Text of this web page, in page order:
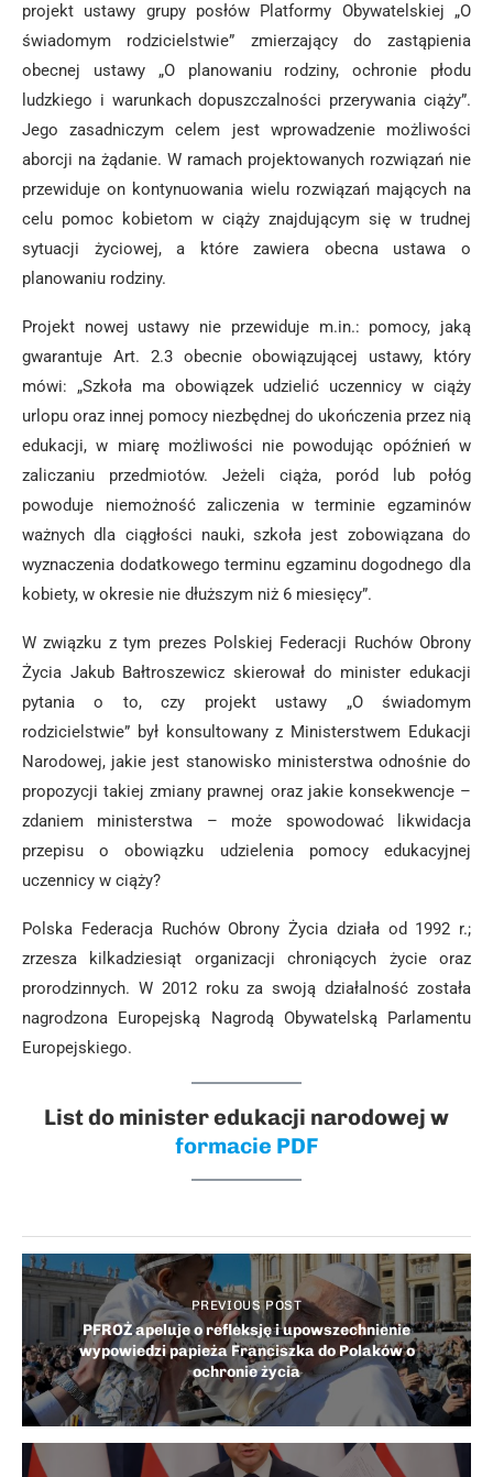
projekt ustawy grupy posłów Platformy Obywatelskiej „O
świadomym rodzicielstwie” zmierzający do zastąpienia
obecnej ustawy „O planowaniu rodziny, ochronie płodu
ludzkiego i warunkach dopuszczalności przerywania ciąży”.
Jego zasadniczym celem jest wprowadzenie możliwości
aborcji na żądanie. W ramach projektowanych rozwiązań nie
przewiduje on kontynuowania wielu rozwiązań mających na
celu pomoc kobietom w ciąży znajdującym się w trudnej
sytuacji życiowej, a które zawiera obecna ustawa o
planowaniu rodziny.
Projekt nowej ustawy nie przewiduje m.in.: pomocy, jaką
gwarantuje Art. 2.3 obecnie obowiązującej ustawy, który
mówi: „Szkoła ma obowiązek udzielić uczennicy w ciąży
urlopu oraz innej pomocy niezbędnej do ukończenia przez nią
edukacji, w miarę możliwości nie powodując opóźnień w
zaliczaniu przedmiotów. Jeżeli ciąża, poród lub połóg
powoduje niemożność zaliczenia w terminie egzaminów
ważnych dla ciągłości nauki, szkoła jest zobowiązana do
wyznaczenia dodatkowego terminu egzaminu dogodnego dla
kobiety, w okresie nie dłuższym niż 6 miesięcy”.
W związku z tym prezes Polskiej Federacji Ruchów Obrony
Życia Jakub Bałtroszewicz skierował do minister edukacji
pytania o to, czy projekt ustawy „O świadomym
rodzicielstwie” był konsultowany z Ministerstwem Edukacji
Narodowej, jakie jest stanowisko ministerstwa odnośnie do
propozycji takiej zmiany prawnej oraz jakie konsekwencje –
zdaniem ministerstwa – może spowodować likwidacja
przepisu o obowiązku udzielenia pomocy edukacyjnej
uczennicy w ciąży?
Polska Federacja Ruchów Obrony Życia działa od 1992 r.;
zrzesza kilkadziesiąt organizacji chroniących życie oraz
prorodzinnych. W 2012 roku za swoją działalność została
nagrodzona Europejską Nagrodą Obywatelską Parlamentu
Europejskiego.
List do minister edukacji narodowej w
formacie PDF
PREVIOUS POST
PFROŻ apeluje o refleksję i upowszechnienie
wypowiedzi papieża Franciszka do Polaków o
ochronie życia